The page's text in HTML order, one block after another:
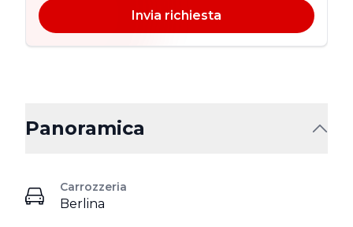
Invia richiesta
Panoramica
Carrozzeria
Berlina